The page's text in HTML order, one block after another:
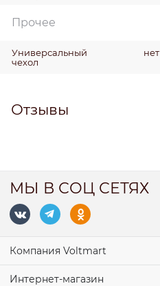
Прочее
Универсальный
чехол
нет
Отзывы
МЫ В СОЦ СЕТЯХ
Компания Voltmart
Интернет-магазин